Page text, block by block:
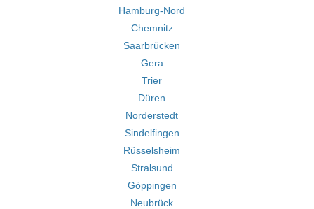
Hamburg-Nord
Chemnitz
Saarbrücken
Gera
Trier
Düren
Norderstedt
Sindelfingen
Rüsselsheim
Stralsund
Göppingen
Neubrück